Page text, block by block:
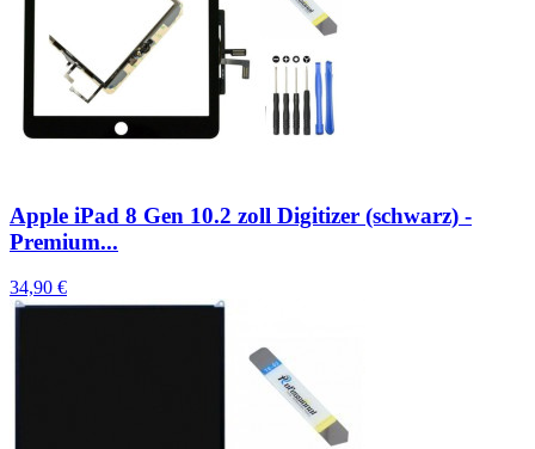
Apple iPad 8 Gen 10.2 zoll Digitizer (schwarz) -
Premium...
34,90 €